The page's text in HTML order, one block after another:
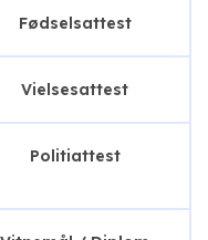
Fødselsattest
Vielsesattest
Politiattest